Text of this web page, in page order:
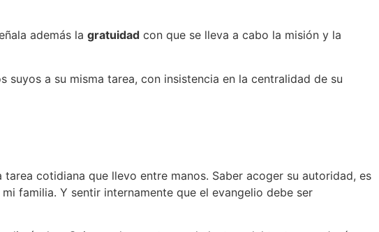
además la gratuidad con que se lleva a cabo la misión y la
a su misma tarea, con insistencia en la centralidad de su
cotidiana que llevo entre manos. Saber acoger su autoridad, es
familia. Y sentir internamente que el evangelio debe ser